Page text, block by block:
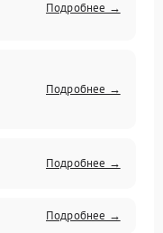
проблемы
Подробнее →
Подробнее →
Подробнее →
Подробнее →